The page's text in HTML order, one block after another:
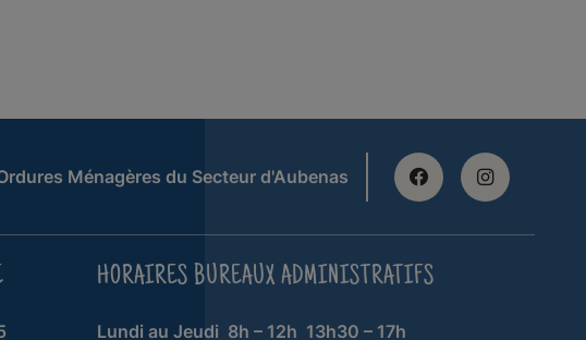
Ménagères du Secteur d'Aubenas
HORAIRES BUREAUX ADMINISTRATIFS
Lundi au Jeudi 8h – 12h 13h30 – 17h